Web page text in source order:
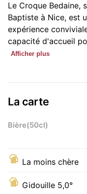
Le Croque Bedaine,
Baptiste à Nice, est
expérience
capacité d'accueil
Afficher plus
La carte
Bière(50cl)
La moins chère
Gidouille 5,0°